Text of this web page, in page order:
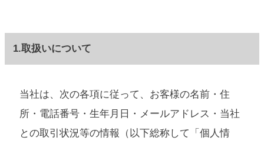
1.取扱いについて
当社は、次の各項に従って、お客様の名前・住
所・電話番号・生年月日・メールアドレス・当社
との取引状況等の情報（以下総称して「個人情